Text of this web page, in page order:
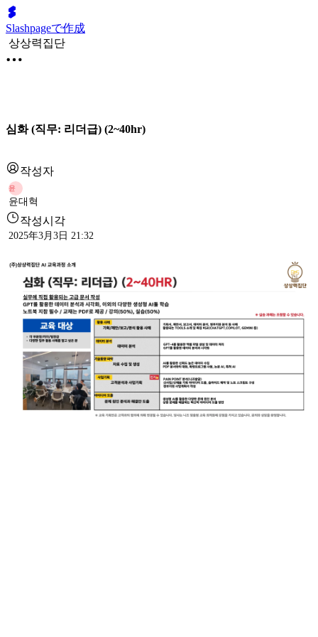
Slashpageで作成
상상력집단
심화 (직무: 리더급) (2~40hr)
작성자
윤
윤대혁
작성시각
2025年3月3日 21:32